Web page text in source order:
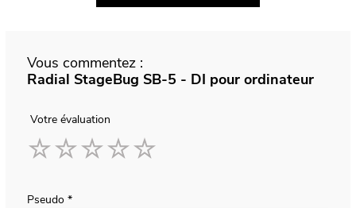
Vous commentez :
Radial StageBug SB-5 - DI pour ordinateur
Votre évaluation
Pseudo